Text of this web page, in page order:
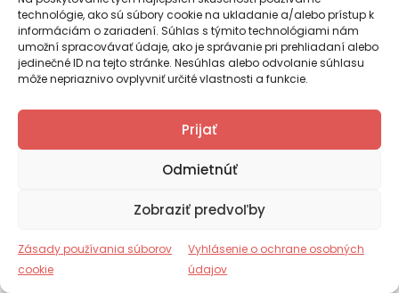
technológie, ako sú súbory cookie na ukladanie a/alebo prístup k
informáciám o zariadení. Súhlas s týmito technológiami nám
umožní spracovávať údaje, ako je správanie pri prehliadaní alebo
jedinečné ID na tejto stránke. Nesúhlas alebo odvolanie súhlasu
môže nepriaznivo ovplyvniť určité vlastnosti a funkcie.
Prijať
Odmietnúť
Zobraziť predvoľby
Zásady používania súborov
cookie
Vyhlásenie o ochrane osobných
údajov
Copyright © 2026 Sumaško |Tvorba web stránok TOMARCO
Vyhlásenie o ochrane osobných údajov (EU)
Reklamačný poriadok
Ing. Iveta Psocíková – SUMAŠKO je
certifikovaná vzdelávacia inštitúcia podľa
platnej legislatívy SR
Číslo certifikácie RCVI_2025_000270